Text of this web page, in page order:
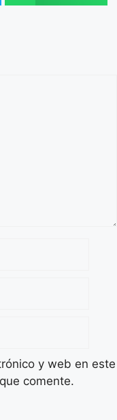
y web en este
comente.